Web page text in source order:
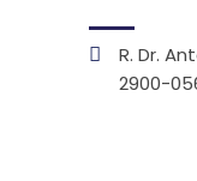
R. Dr.
2900-